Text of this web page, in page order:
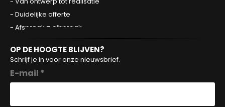
- Duidelijke offerte
- Afspraak = afspraak
OP DE HOOGTE BLIJVEN?
Schrijf je in voor onze nieuwsbrief.
E-mail *